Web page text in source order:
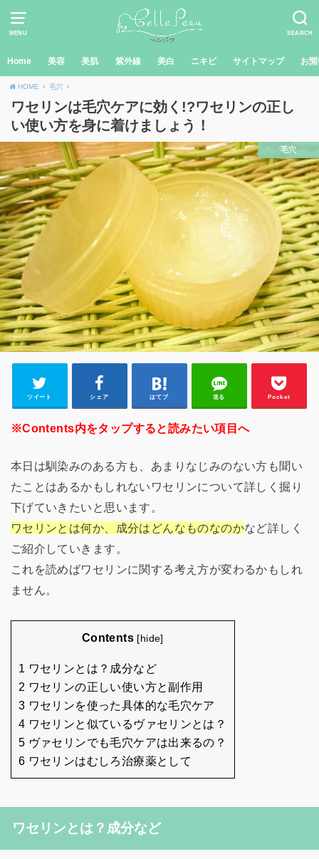
MENU SEARCH
Home 美容 美肌 紫外線 美白 ニキビ サイトマップ お
HOME 毛穴
ワセリンは毛穴ケアに効く!?ワセリンの正し
い使い方を身に着けましょう！
毛穴
ツイート シェア はてブ 送る Pocket
※Contents内をタップすると読みたい項目へ
本日は馴染みのある方も、あまりなじみのない方も聞い
たことはあるかもしれないワセリンについて詳しく掘り
下げていきたいと思います。
ワセリンとは何か、成分はどんなものなのかなど詳しく
ご紹介していきます。
これを読めばワセリンに関する考え方が変わるかもしれ
ません。
Contents [hide]
1 ワセリンとは？成分など
2 ワセリンの正しい使い方と副作用
3 ワセリンを使った具体的な毛穴ケア
4 ワセリンと似ているヴァセリンとは？
5 ヴァセリンでも毛穴ケアは出来るの？
6 ワセリンはむしろ治療薬として
ワセリンとは？成分など